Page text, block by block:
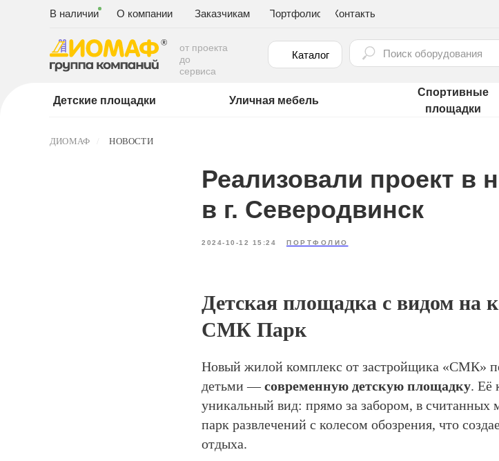
О компании
В наличии Заказчикам Портфолио Контакты
от проекта
до
сервиса
Каталог
Детские площадки Уличная мебель
Спортивные
площадки
ДИОМАФ НОВОСТИ
Реализовали проект в
в г. Северодвинск
2024-10-12 15:24 ПОРТФОЛИО
Детская площадка с видом на
СМК Парк
Новый жилой комплекс от застройщика «СМК»
детьми —современную детскую площадку. Её
уникальный вид: прямо за забором, в считанных
парк развлечений с колесом обозрения, что
отдыха.